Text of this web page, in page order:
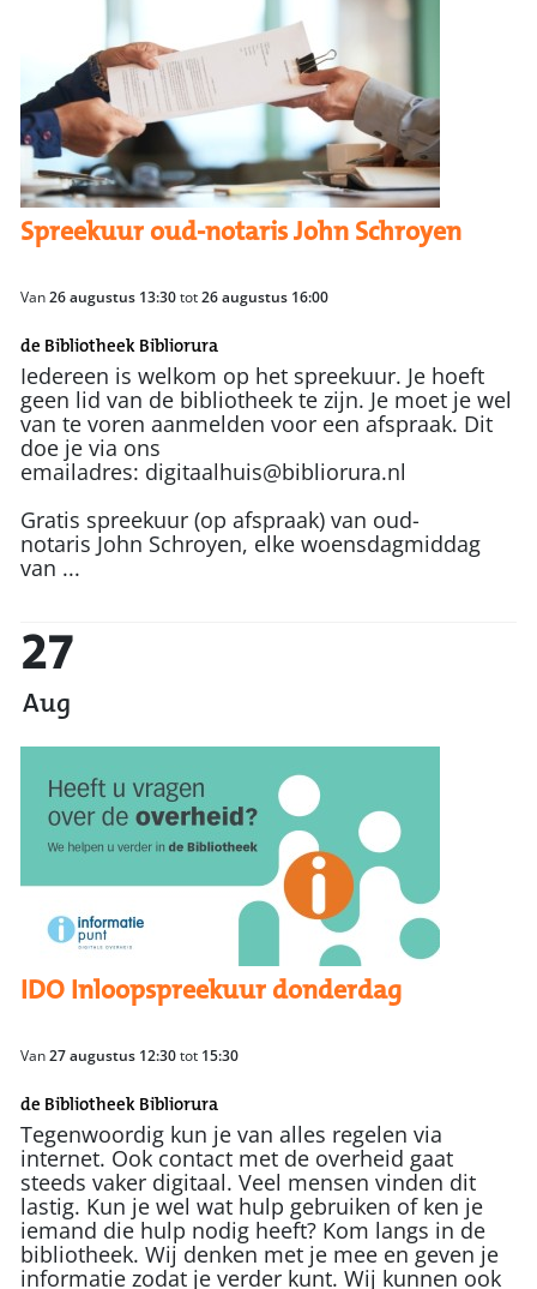
Spreekuur oud-notaris John Schroyen
Van26 augustus 13:30tot26 augustus 16:00
de Bibliotheek Bibliorura
Iedereen is welkom op het spreekuur. Je hoeft
geen lid van de bibliotheek te zijn. Je moet je wel
van te voren aanmelden voor een afspraak. Dit
doe je via ons
emailadres: digitaalhuis@bibliorura.nl
Gratis spreekuur (op afspraak) van oud-
notaris John Schroyen, elke woensdagmiddag
van ...
27
Aug
IDO Inloopspreekuur donderdag
Van27 augustus 12:30tot 15:30
de Bibliotheek Bibliorura
Tegenwoordig kun je van alles regelen via
internet. Ook contact met de overheid gaat
steeds vaker digitaal. Veel mensen vinden dit
lastig. Kun je wel wat hulp gebruiken of ken je
iemand die hulp nodig heeft? Kom langs in de
bibliotheek. Wij denken met je mee en geven je
informatie zodat je verder kunt. Wij kunnen ook